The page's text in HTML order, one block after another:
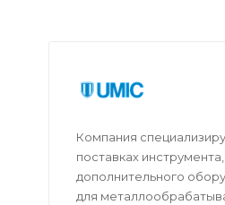
Компания
поставках
дополнительного
для